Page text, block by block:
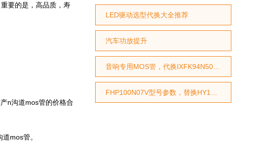
要的是，高品质，寿
n沟道mos管的价格合
mos管。
LED驱动选型代换大全推荐
汽车功放提升